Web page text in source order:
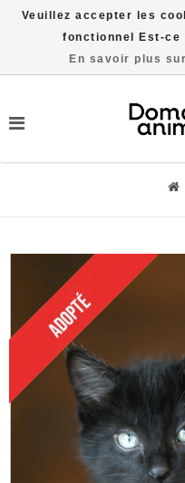
Veuillez accepter les
fonctionnel Est-ce
En savoir plus
Livraison